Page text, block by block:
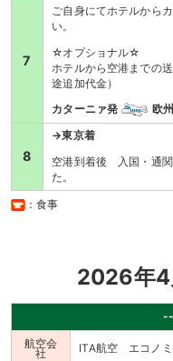
7
ご自身にてホテルから
い。
☆オプショナル☆
ホテルから空港までの
途追加代金）
カターニァ発 欧
8
→東京着
空港到着後 入国・通関
た。
：食事
2026年4
--
航空会
社 ITA航空 エコノミ